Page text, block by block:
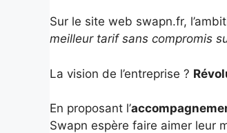
Sur le site web swapn.fr,
meilleur tarif sans compromis
La vision de l’entreprise ?
En proposant l’
Swapn espère faire aimer leur